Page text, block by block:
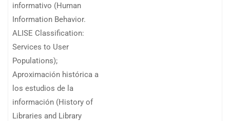
informativo (Human
Information Behavior.
ALISE Classification:
Services to User
Populations);
Aproximación histórica a
los estudios de la
información (History of
Libraries and Library